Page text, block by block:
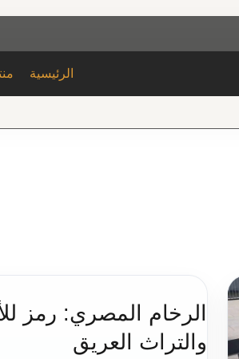
الرئيسية
الرخام المصري: رمز
والتراث العريق